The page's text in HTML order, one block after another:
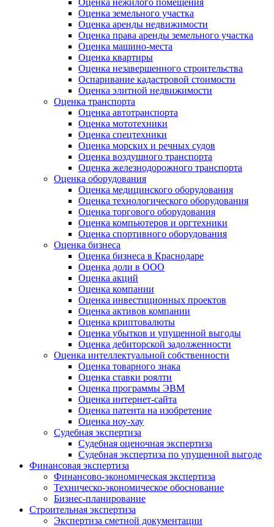
Оценка нежилого помещения
Оценка земельного участка
Оценка аренды недвижимости
Оценка права аренды земельного участка
Оценка машино-места
Оценка квартиры
Оценка незавершенного строительства
Оспаривание кадастровой стоимости
Оценка элитной недвижимости
Оценка транспорта
Оценка автотранспорта
Оценка мототехники
Оценка спецтехники
Оценка морских и речных судов
Оценка воздушного транспорта
Оценка железнодорожного транспорта
Оценка оборудования
Оценка медицинского оборудования
Оценка технологического оборудования
Оценка торгового оборудования
Оценка компьютеров и оргтехники
Оценка спортивного оборудования
Оценка бизнеса
Оценка бизнеса в Краснодаре
Оценка доли в ООО
Оценка акций
Оценка компании
Оценка инвестиционных проектов
Оценка активов компании
Оценка криптовалюты
Оценка убытков и упущенной выгоды
Оценка дебиторской задолженности
Оценка интеллектуальной собственности
Оценка товарного знака
Оценка ставки роялти
Оценка программы ЭВМ
Оценка интернет-сайта
Оценка патента на изобретение
Оценка ноу-хау
Судебная экспертиза
Судебная оценочная экспертиза
Судебная экспертиза по упущенной выгоде
Финансовая экспертиза
Финансово-экономическая экспертиза
Техническо-экономическое обоснование
Бизнес-планирование
Строительная экспертиза
Экспертиза сметной документации